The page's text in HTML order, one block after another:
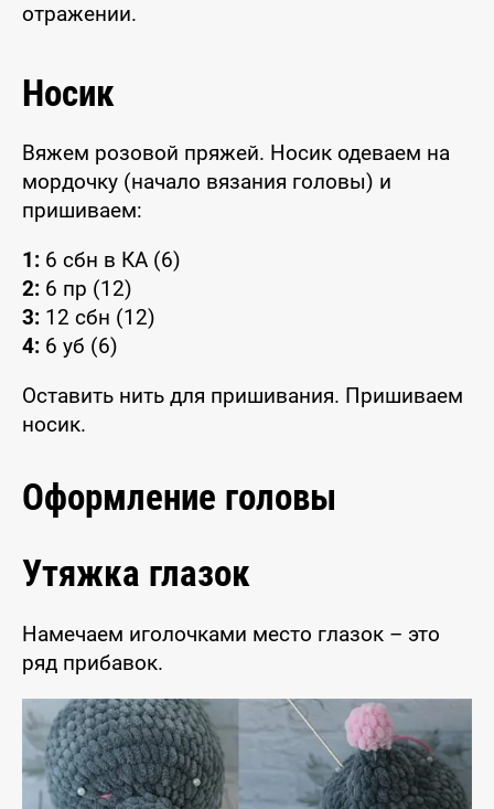
отражении.
Носик
Вяжем розовой пряжей. Носик одеваем на
мордочку (начало вязания головы) и
пришиваем:
1: 6 сбн в КА (6)
2: 6 пр (12)
3: 12 сбн (12)
4: 6 уб (6)
Оставить нить для пришивания. Пришиваем
носик.
Оформление головы
Утяжка глазок
Намечаем иголочками место глазок – это
ряд прибавок.